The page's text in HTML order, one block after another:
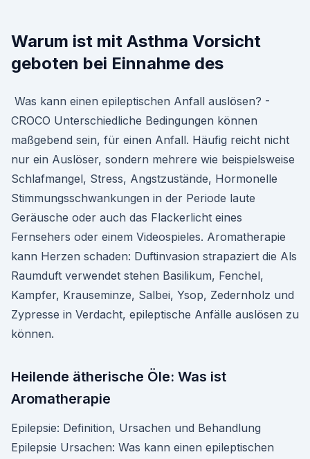
Warum ist mit Asthma Vorsicht
geboten bei Einnahme des
️ Was kann einen epileptischen Anfall auslösen? -
CROCO Unterschiedliche Bedingungen können
maßgebend sein, für einen Anfall. Häufig reicht nicht
nur ein Auslöser, sondern mehrere wie beispielsweise
Schlafmangel, Stress, Angstzustände, Hormonelle
Stimmungsschwankungen in der Periode laute
Geräusche oder auch das Flackerlicht eines
Fernsehers oder einem Videospieles. Aromatherapie
kann Herzen schaden: Duftinvasion strapaziert die Als
Raumduft verwendet stehen Basilikum, Fenchel,
Kampfer, Krauseminze, Salbei, Ysop, Zedernholz und
Zypresse in Verdacht, epileptische Anfälle auslösen zu
können.
Heilende ätherische Öle: Was ist
Aromatherapie
Epilepsie: Definition, Ursachen und Behandlung
Epilepsie Ursachen: Was kann einen epileptischen